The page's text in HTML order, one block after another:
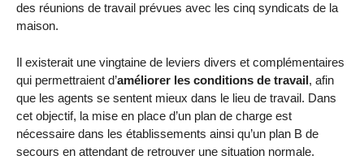
des réunions de travail prévues avec les cinq syndicats de la
maison.
Il existerait une vingtaine de leviers divers et complémentaires
qui permettraient d’améliorer les conditions de travail, afin
que les agents se sentent mieux dans le lieu de travail. Dans
cet objectif, la mise en place d’un plan de charge est
nécessaire dans les établissements ainsi qu’un plan B de
secours en attendant de retrouver une situation normale.